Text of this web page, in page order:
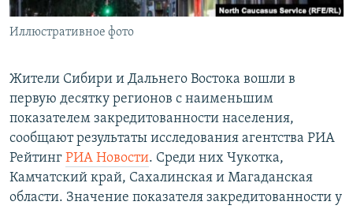
Все сайты РСЕ/РС
Иллюстративное фото
Жители Сибири и Дальнего Востока вошли в
первую десятку регионов с наименьшим
показателем закредитованности населения,
сообщают результаты исследования агентства РИА
Рейтинг РИА Новости. Среди них Чукотка,
Камчатский край, Сахалинская и Магаданская
области. Значение показателя закредитованности у